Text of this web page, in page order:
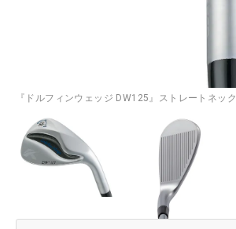
『ドルフィンウェッジ DW125』ストレートネック